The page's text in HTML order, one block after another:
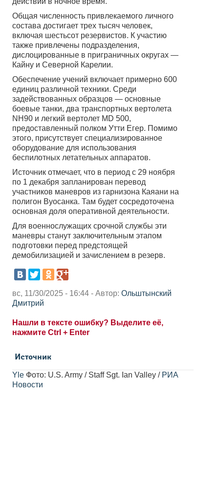
Общая численность привлекаемого личного
состава достигает трех тысяч человек,
включая шестьсот резервистов. К участию
также привлечены подразделения,
дислоцированные в приграничных округах —
Кайну и Северной Карелии.
Обеспечение учений включает примерно 600
единиц различной техники. Среди
задействованных образцов — основные
боевые танки, два транспортных вертолета
NH90 и легкий вертолет MD 500,
предоставленный полком Утти Егер. Помимо
этого, присутствует специализированное
оборудование для использования
беспилотных летательных аппаратов.
Источник отмечает, что в период с 29 ноября
по 1 декабря запланирован перевод
участников маневров из гарнизона Каяани на
полигон Вуосанка. Там будет сосредоточена
основная доля оперативной деятельности.
Для военнослужащих срочной службы эти
маневры станут заключительным этапом
подготовки перед предстоящей
демобилизацией и зачислением в резерв.
вс, 11/30/2025 - 16:44 - Автор: Ольштынский
Дмитрий
Нашли в тексте ошибку? Выделите её,
нажмите Ctrl + Enter
Источник
Yle Фото: U.S. Army / Staff Sgt. Ian Valley / РИА
Новости